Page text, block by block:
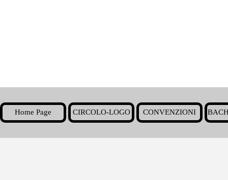
Home Page CIRCOLO-LOGO ▼
CONVENZIONI